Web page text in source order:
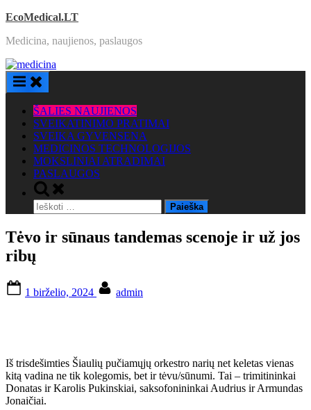
Skip
content
EcoMedical.LT
Medicina, naujienos, paslaugos
ŠALIES NAUJIENOS
SVEIKATINIMO PRATIMAI
SVEIKA GYVENSENA
MEDICINOS TECHNOLOGIJOS
MOKSLINIAI ATRADIMAI
PASLAUGOS
Toggle
search
form
Ieškoti:
Tėvo ir sūnaus tandemas scenoje ir už jos
ribų
on
1 birželio, 2024 admin
Iš trisdešimties Šiaulių pučiamųjų orkestro narių net keletas vienas
kitą vadina ne tik kolegomis, bet ir tėvu/sūnumi. Tai – trimitininkai
Donatas ir Karolis Pukinskiai, saksofonininkai Audrius ir Armundas
Jonaičiai.